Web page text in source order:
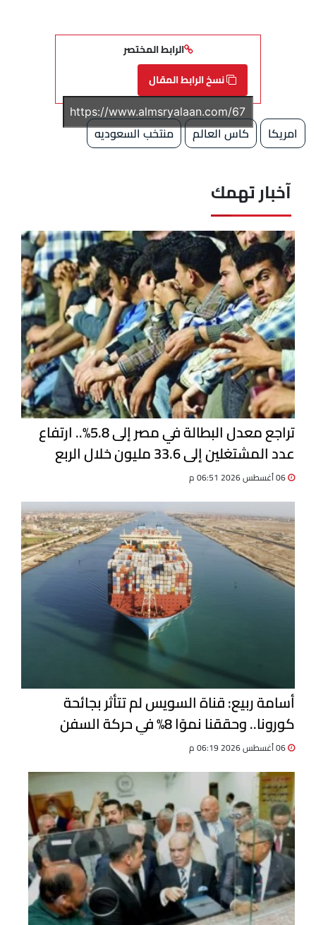
الرابط المختصر
نسخ الرابط المقال
امريكا كاس العالم منتخب السعوديه
آخبار تهمك
تراجع معدل البطالة في مصر إلى 5.8%.. ارتفاع
عدد المشتغلين إلى 33.6 مليون خلال الربع
الثاني 2026
أسامة ربيع: قناة السويس لم تتأثر بجائحة
كورونا.. وحققنا نموًا 8% في حركة السفن